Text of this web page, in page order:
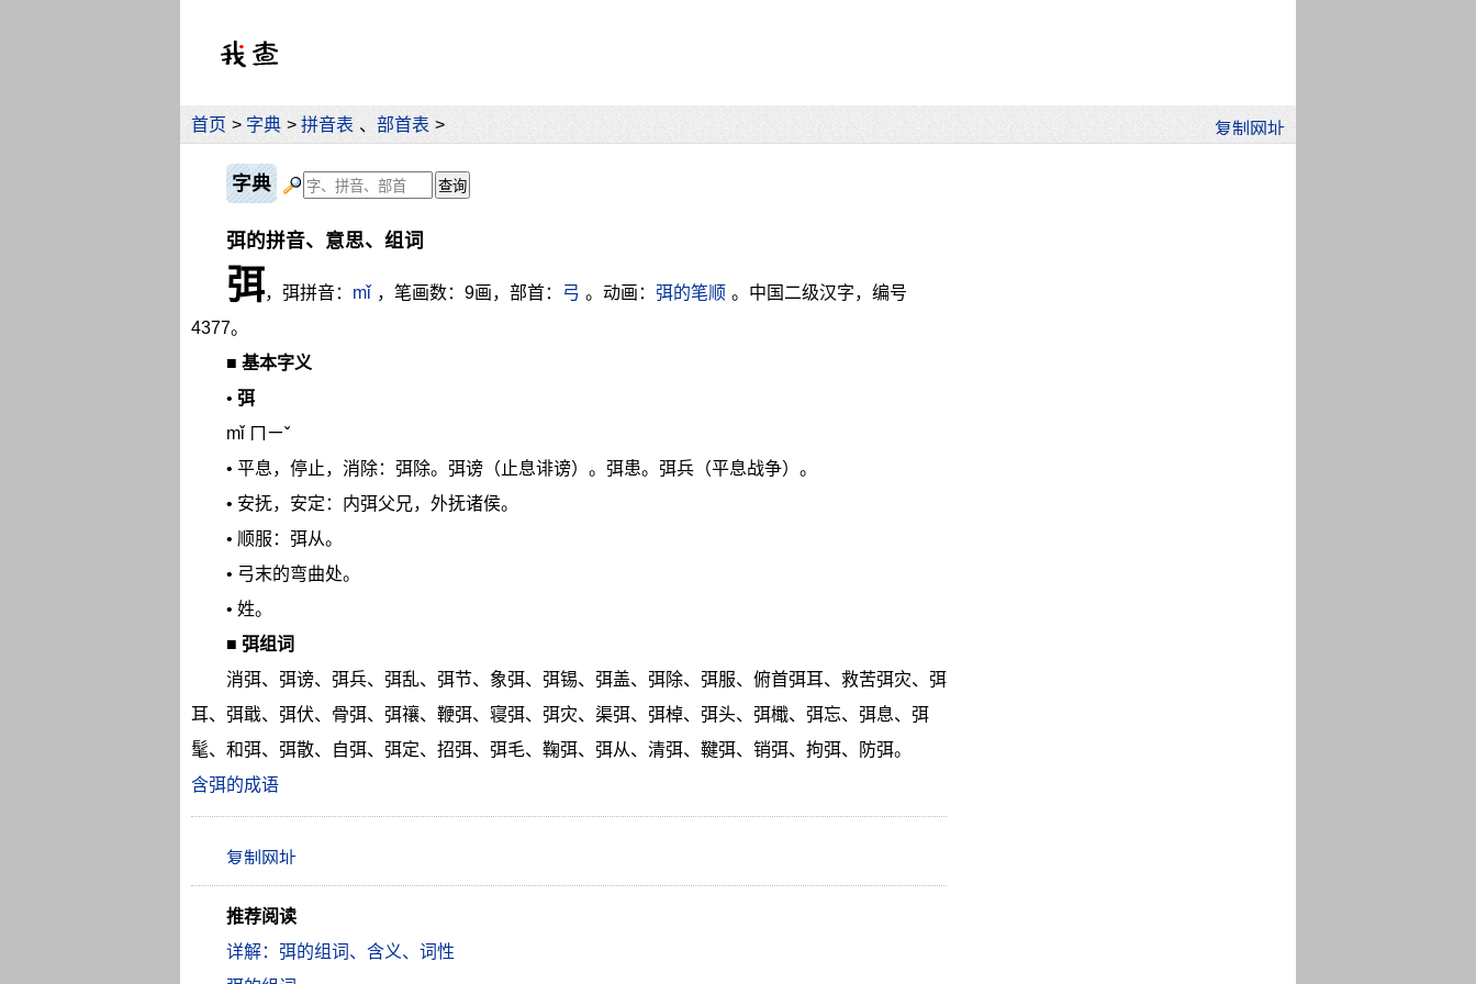
首页 > 字典 > 拼音表 、 部首表 >
字典
弭的拼音、意思、组词
弭，弭拼音： mǐ ，笔画数：9画，部首： 弓 。动画： 弭的笔顺 。中国二级汉字，编号
4377。
■ 基本字义
• 弭
mǐ ㄇㄧˇ
• 平息，停止，消除：弭除。弭谤（止息诽谤）。弭患。弭兵（平息战争）。
• 安抚，安定：内弭父兄，外抚诸侯。
• 顺服：弭从。
• 弓末的弯曲处。
• 姓。
■ 弭组词
消弭、弭谤、弭兵、弭乱、弭节、象弭、弭锡、弭盖、弭除、弭服、俯首弭耳、救苦弭灾、弭
耳、弭戢、弭伏、骨弭、弭禳、鞭弭、寝弭、弭灾、渠弭、弭棹、弭头、弭檝、弭忘、弭息、弭
髦、和弭、弭散、自弭、弭定、招弭、弭毛、鞠弭、弭从、清弭、鞬弭、销弭、拘弭、防弭。
含弭的成语
推荐阅读
详解：弭的组词、含义、词性